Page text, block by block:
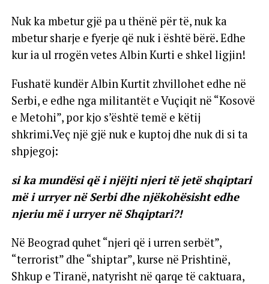
Nuk ka mbetur gjë pa u thënë për të, nuk ka
mbetur sharje e fyerje që nuk i është bërë. Edhe
kur ia ul rrogën vetes Albin Kurti e shkel ligjin!
Fushatë kundër Albin Kurtit zhvillohet edhe në
Serbi, e edhe nga militantët e Vuçiqit në “Kosovë
e Metohi”, por kjo s’është temë e këtij
shkrimi.Veç një gjë nuk e kuptoj dhe nuk di si ta
shpjegoj:
si ka mundësi që i njëjti njeri të jetë shqiptari
më i urryer në Serbi dhe njëkohësisht edhe
njeriu më i urryer në Shqiptari?!
Në Beograd quhet “njeri që i urren serbët”,
“terrorist” dhe “shiptar”, kurse në Prishtinë,
Shkup e Tiranë, natyrisht në qarqe të caktuara,